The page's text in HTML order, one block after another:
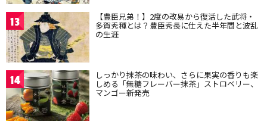
13 【豊臣兄弟！】2度の改易から復活した武将・
多賀秀種とは？豊臣秀長に仕えた半年間と波乱
の生涯
14 しっかり抹茶の味わい、さらに果実の香りも楽
しめる「無糖フレーバー抹茶」ストロベリー、
マンゴー新発売